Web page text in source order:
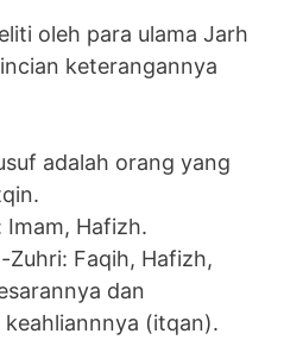
oleh para ulama Jarh
keterangannya
adalah orang yang
Imam, Hafizh.
Zuhri: Faqih, Hafizh,
dan
keahliannnya (itqan).